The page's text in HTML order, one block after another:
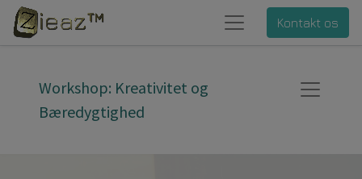
Kontakt os
Workshop: Kreativitet og
Bæredygtighed